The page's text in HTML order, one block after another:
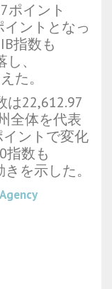
ポイント
イントとなっ
指数も
、
た。
は22,612.97
全体を代表
イントで変化
指数も
を示した。